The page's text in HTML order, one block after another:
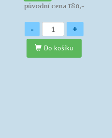
původní cena 180,-
Množství
- +
Do košíku